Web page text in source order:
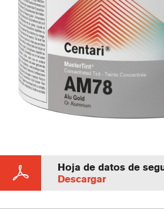
Hoja de datos de
Descargar